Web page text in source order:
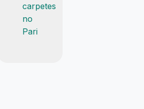
carpetes
no
Pari